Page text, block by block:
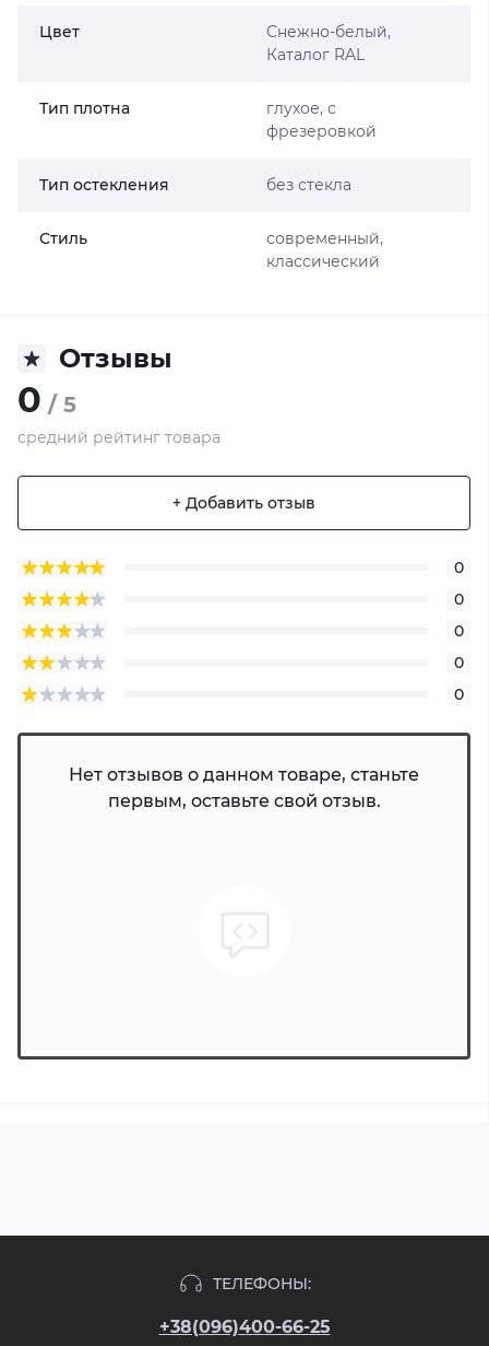
Цвет
Снежно-белый,
Каталог RAL
Тип плотна
глухое, с
фрезеровкой
Тип остекления без стекла
Стиль
современный,
классический
Отзывы
0 / 5
средний рейтинг товара
+ Добавить отзыв
0
0
0
0
0
Нет отзывов о данном товаре, станьте
первым, оставьте свой отзыв.
ТЕЛЕФОНЫ:
+38(096)400-66-25